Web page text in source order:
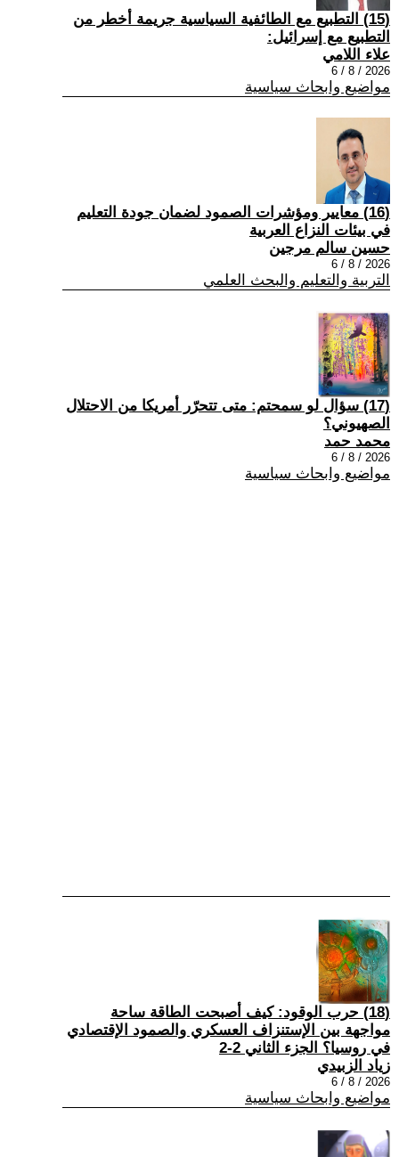
(15) التطبيع مع الطائفية السياسية جريمة أخطر من
التطبيع مع إسرائيل:
علاء اللامي
2026 / 8 / 6
مواضيع وابحاث سياسية
(16) معايير ومؤشرات الصمود لضمان جودة التعليم
في بيئات النزاع العربية
حسين سالم مرجين
2026 / 8 / 6
التربية والتعليم والبحث العلمي
(17) سؤال لو سمحتم: متى تتحرّر أمريكا من الاحتلال
الصهيوني؟
محمد حمد
2026 / 8 / 6
مواضيع وابحاث سياسية
(18) حرب الوقود: كيف أصبحت الطاقة ساحة
مواجهة بين الإستنزاف العسكري والصمود الإقتصادي
في روسيا؟ الجزء الثاني 2-2
زياد الزبيدي
2026 / 8 / 6
مواضيع وابحاث سياسية